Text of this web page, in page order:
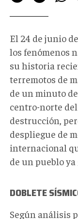
El 24 de junio
los fenómenos
su historia
terremotos de
de un minuto
centro-norte
destrucción,
despliegue de
internacional
de un pueblo ya
DOBLETE
Según análisis